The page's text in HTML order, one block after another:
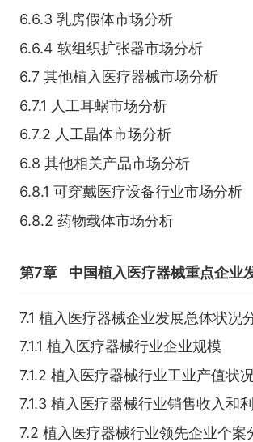
6.6.3 乳房假体市场分析
6.6.4 软组织扩张器市场分析
6.7 其他植入医疗器械市场分析
6.7.1 人工耳蜗市场分析
6.7.2 人工晶体市场分析
6.8 其他相关产品市场分析
6.8.1 可穿戴医疗设备行业市场分析
6.8.2 药物载体市场分析
第7章 中国植入医疗器械重点企业
7.1 植入医疗器械企业发展总体状况
7.1.1 植入医疗器械行业企业规模
7.1.2 植入医疗器械行业工业产值状
7.1.3 植入医疗器械行业销售收入和
7.2 植入医疗器械行业领先企业个案